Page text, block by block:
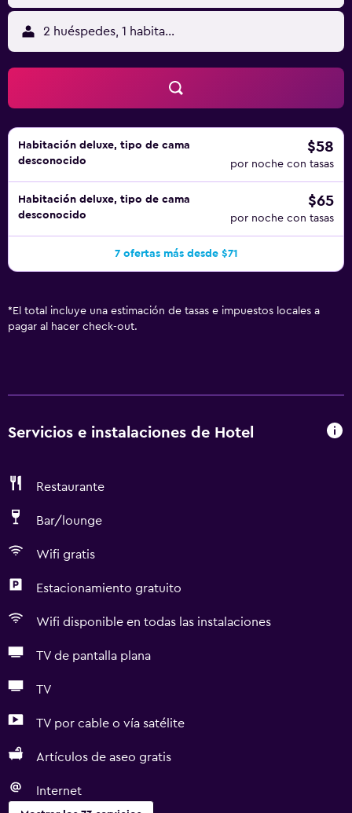
2 huéspedes, 1 habitación
Habitación deluxe, tipo de cama
desconocido
$58
por noche con tasas
Habitación deluxe, tipo de cama
desconocido
$65
por noche con tasas
7 ofertas más desde $71
* El total incluye una estimación de tasas e impuestos locales a
pagar al hacer check-out.
Servicios e instalaciones de Hotel
Restaurante
Bar/lounge
Wifi gratis
Estacionamiento gratuito
Wifi disponible en todas las instalaciones
TV de pantalla plana
TV
TV por cable o vía satélite
Artículos de aseo gratis
Internet